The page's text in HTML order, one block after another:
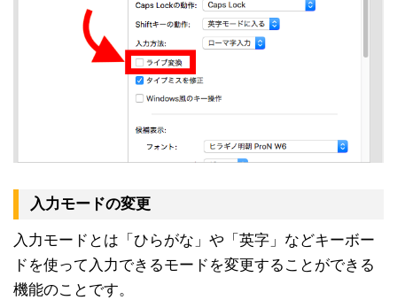
入力モードの変更
入力モードとは「ひらがな」や「英字」などキーボー
ドを使って入力できるモードを変更することができる
機能のことです。